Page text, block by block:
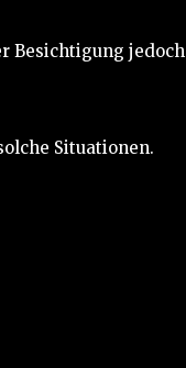
Besichtigung jedoch
Situationen.